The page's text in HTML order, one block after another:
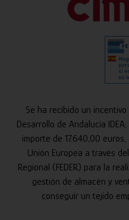
Se ha recibido un
Desarrollo de Andalucía
importe de 17.640,00
Unión Europea a través
Regional (FEDER) para la
gestión de almacén y
conseguir un tejido